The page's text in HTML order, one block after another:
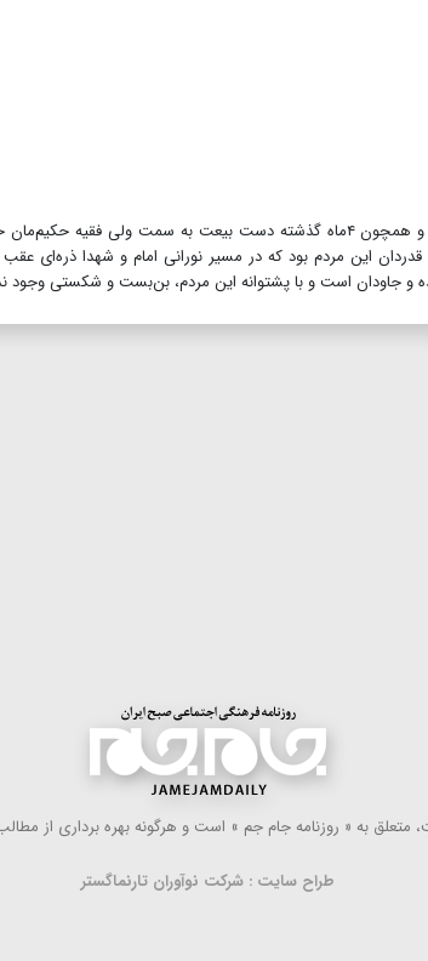
محمدباقر قالیباف افزود: ملت مبعوث شده، رهبرشان را بدرقه کردند و همچون ۴ماه گذشته دست بیعت به سمت
این مردم بود که در مسیر نورانی امام و شهدا ذره‌ای عقب
و جاودان است و با پشتوانه‌ این مردم، بن‌بست و شکستی وجود
به « روزنامه جام جم » است و هرگونه بهره ‌برداری از
طراح سایت : شرکت نوآوران تارنماگستر